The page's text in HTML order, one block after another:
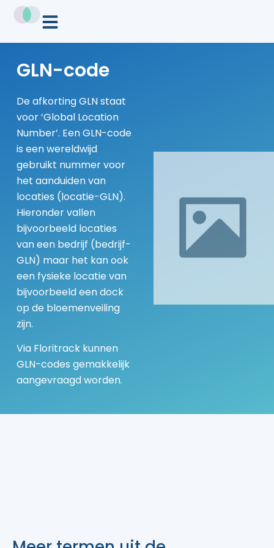
GLN-code
De afkorting GLN staat
voor ‘Global Location
Number’. Een GLN-code
is een wereldwijd
gebruikt nummer voor
het aanduiden van
locaties (locatie-GLN).
Hieronder vallen
bijvoorbeeld locaties
van een bedrijf (bedrijf-
GLN) maar het kan ook
een fysieke locatie van
bijvoorbeeld een dock
op de bloemenveiling
zijn.
Via Floritrack kunnen
GLN-codes gemakkelijk
aangevraagd worden.